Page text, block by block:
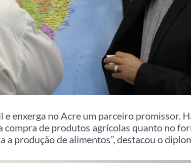
e enxerga no Acre um parceiro promissor.
compra de produtos agrícolas quanto no
a produção de alimentos”, destacou o